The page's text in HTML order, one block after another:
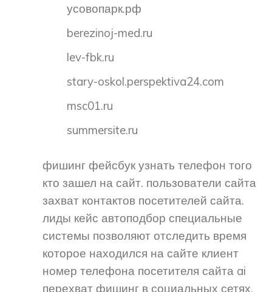
усовопарк.рф
berezinoj-med.ru
lev-fbk.ru
stary-oskol.perspektiva24.com
msc01.ru
summersite.ru
фишинг фейсбук узнать телефон того
кто зашел на сайт. пользователи сайта
захват контактов посетителей сайта.
лиды кейс автоподбор специальные
системы позволяют отследить время
которое находился на сайте клиент
номер телефона посетителя сайта ai
перехват фишинг в социальных сетях,